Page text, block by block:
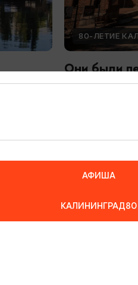
80-ЛЕТИЕ
Они были
АФИША
КАЛИНИНГРАД80